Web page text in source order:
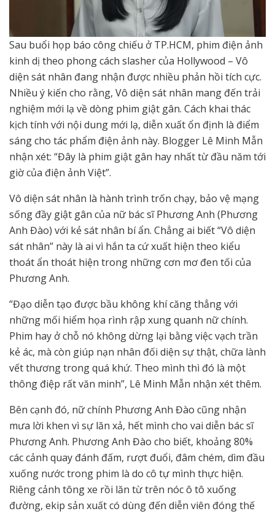
Sau buổi họp báo công chiếu ở TP.HCM, phim điện ảnh
kinh dị theo phong cách slasher của Hollywood – Vô
diện sát nhân đang nhận được nhiều phản hồi tích cực.
Nhiều ý kiến cho rằng, Vô diện sát nhân mang đến trải
nghiệm mới lạ về dòng phim giật gân. Cách khai thác
kịch tính với nội dung mới lạ, diễn xuất ổn định là điểm
sáng cho tác phẩm điện ảnh này. Blogger Lê Minh Mẫn
nhận xét: “Đây là phim giật gân hay nhất từ đầu năm tới
giờ của điện ảnh Việt”.
Vô diện sát nhân là hành trình trốn chạy, bảo vệ mạng
sống đầy giật gân của nữ bác sĩ Phương Anh (Phương
Anh Đào) với kẻ sát nhân bí ẩn. Chẳng ai biết “Vô diện
sát nhân” này là ai vì hắn ta cứ xuất hiện theo kiểu
thoát ẩn thoát hiện trong những cơn mơ đen tối của
Phương Anh.
“Đạo diễn tạo được bầu không khí căng thẳng với
những mối hiểm họa rình rập xung quanh nữ chính.
Phim hay ở chỗ nó không dừng lại bằng việc vạch trần
kẻ ác, mà còn giúp nạn nhân đối diện sự thật, chữa lành
vết thương trong quá khứ. Theo mình thì đó là một
thông điệp rất văn minh”, Lê Minh Mẫn nhận xét thêm.
Bên cạnh đó, nữ chính Phương Anh Đào cũng nhận
mưa lời khen vì sự lăn xả, hết mình cho vai diễn bác sĩ
Phương Anh. Phương Anh Đào cho biết, khoảng 80%
các cảnh quay đánh đấm, rượt đuổi, đâm chém, dìm đầu
xuống nước trong phim là do cô tự mình thực hiện.
Riêng cảnh tông xe rồi lăn từ trên nóc ô tô xuống
đường, ekip sản xuất có dùng đến diễn viên đóng thế